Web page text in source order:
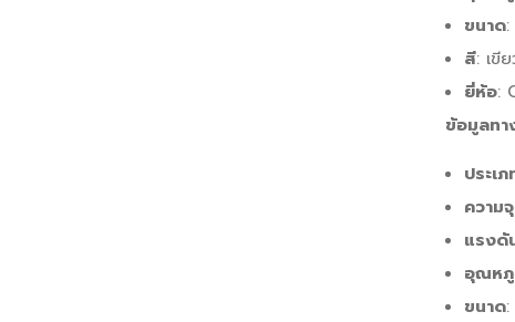
ขนาด
สี: เขี
ยี่ห้อ:
ข้อมูลทา
ประเภ
ความจุ
แรงดั
อุณหภู
ขนาด